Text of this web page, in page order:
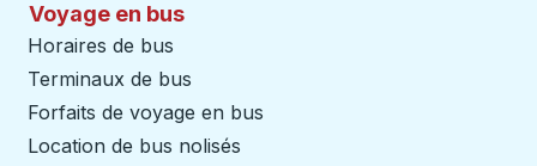
Voyage en bus
Horaires de bus
Terminaux de bus
Forfaits de voyage en bus
Location de bus nolisés